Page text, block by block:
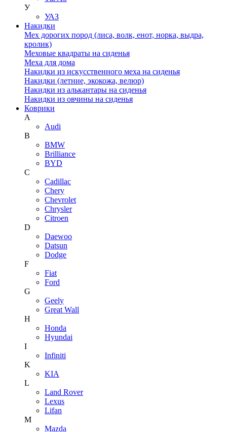
У
УАЗ
Накидки
Мех дорогих пород (лиса, волк, енот, норка, выдра,
кролик)
Меховые квадраты на сиденья
Меха для дома
Накидки из искусственного меха на сиденья
Накидки (летние, экокожа, велюр)
Накидки из алькантары на сиденья
Накидки из овчины на сиденья
Коврики
A
Audi
B
BMW
Brilliance
BYD
C
Cadillac
Chery
Chevrolet
Chrysler
Citroen
D
Daewoo
Datsun
Dodge
F
Fiat
Ford
G
Geely
Great Wall
H
Honda
Hyundai
I
Infiniti
K
KIA
L
Land Rover
Lexus
Lifan
M
Mazda